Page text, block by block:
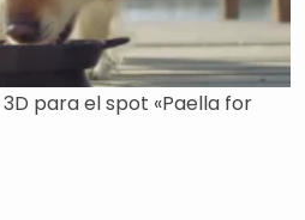
para el spot «Paella for